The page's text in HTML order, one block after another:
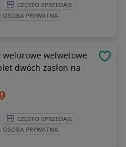
CZĘSTO SPRZEDAJE
OSOBA PRYWATNA
welurowe welwetowe
dwóch zasłon na
CZĘSTO SPRZEDAJE
OSOBA PRYWATNA